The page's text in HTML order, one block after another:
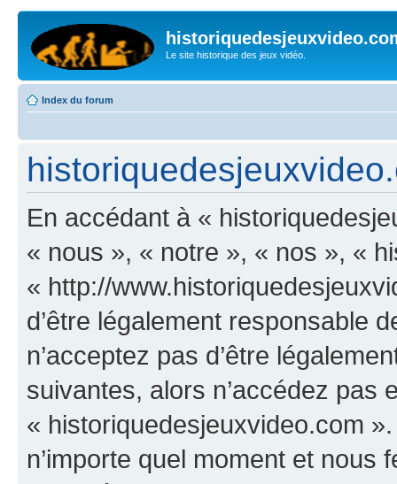
Le site historique des jeux vidéo.
Index du forum
En accédant à «
« nous », « notre », « nos », «
« http://
d’être légalement responsable
n’acceptez pas d’être
suivantes, alors n’accédez pas
« historiquedesjeuxvideo.com
n’importe quel moment et